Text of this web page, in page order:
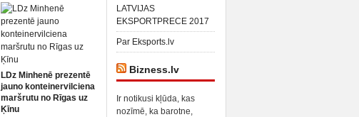
LDz Minhenē prezentē
jauno konteinervilciena
maršrutu no Rīgas uz
Ķīnu
LATVIJAS
EKSPORTPRECE 2017
Par Eksports.lv
Bizness.lv
Ir notikusi kļūda, kas
nozīmē, ka barotne,